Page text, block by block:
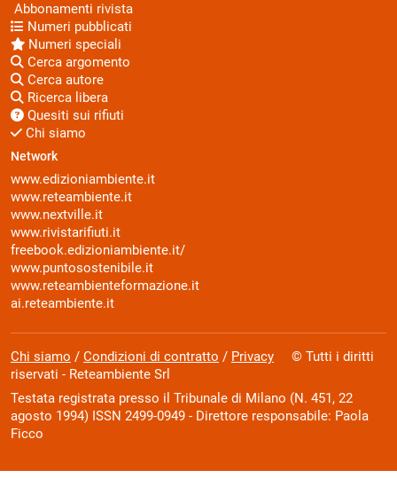
Abbonamenti rivista
Numeri pubblicati
Numeri speciali
Cerca argomento
Cerca autore
Ricerca libera
Quesiti sui rifiuti
Chi siamo
Network
www.edizioniambiente.it
www.reteambiente.it
www.nextville.it
www.rivistarifiuti.it
freebook.edizioniambiente.it/
www.puntosostenibile.it
www.reteambienteformazione.it
ai.reteambiente.it
Chi siamo / Condizioni di contratto / Privacy © Tutti i diritti
riservati - Reteambiente Srl
Testata registrata presso il Tribunale di Milano (N. 451, 22
agosto 1994) ISSN 2499-0949 - Direttore responsabile: Paola
Ficco